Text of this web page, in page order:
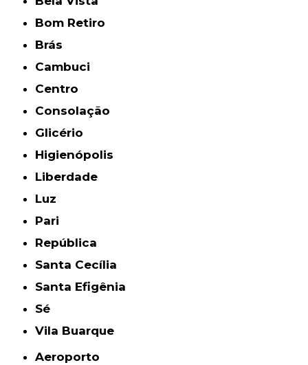
Bom Retiro
Brás
Cambuci
Centro
Consolação
Glicério
Higienópolis
Liberdade
Luz
Pari
República
Santa Cecília
Santa Efigênia
Sé
Vila Buarque
Aeroporto